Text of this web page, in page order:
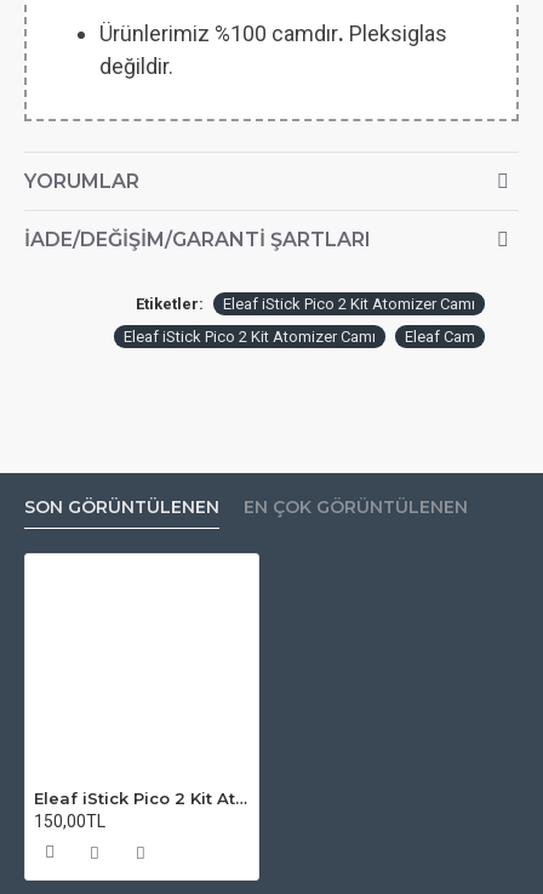
Ürünlerimiz %100 camdır. Pleksiglas
değildir.
YORUMLAR
İADE/DEĞIŞIM/GARANTI ŞARTLARI
Etiketler:
Eleaf iStick Pico 2 Kit Atomizer Camı
Eleaf iStick Pico 2 Kit Atomizer Camı
Eleaf Cam
SON GÖRÜNTÜLENEN EN ÇOK GÖRÜNTÜLENEN
Eleaf iStick Pico 2 Kit Atomizer Camı
150,00TL